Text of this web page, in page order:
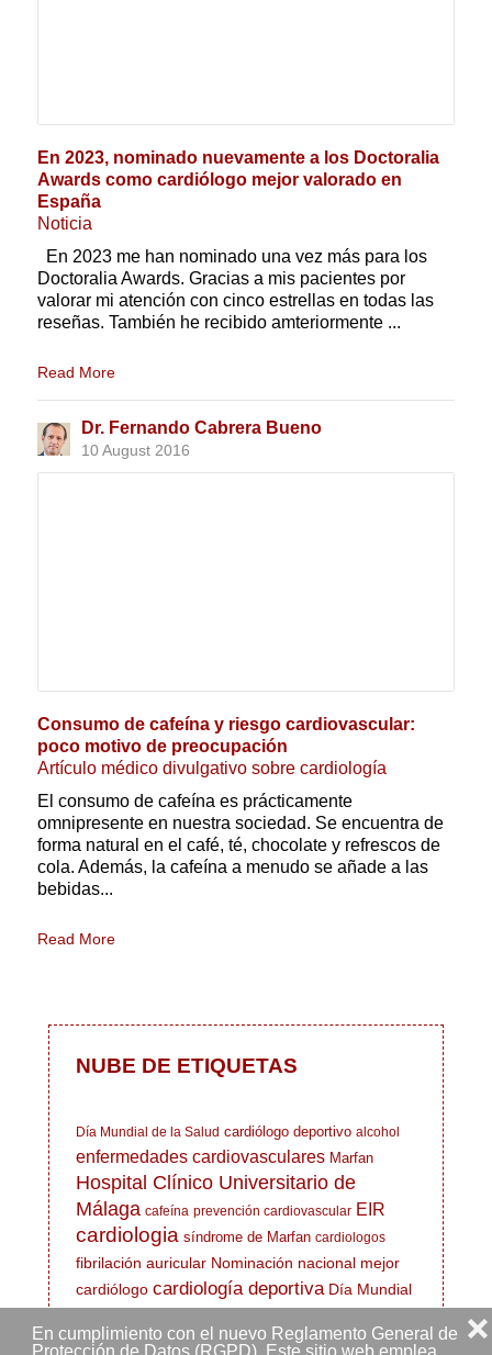
En cumplimiento con el nuevo Reglamento General de
Protección de Datos (RGPD). Este sitio web emplea
❌
En 2023, nominado nuevamente a los Doctoralia
Awards como cardiólogo mejor valorado en
España
Noticia
En 2023 me han nominado una vez más para los
Doctoralia Awards. Gracias a mis pacientes por
valorar mi atención con cinco estrellas en todas las
reseñas. También he recibido amteriormente ...
Read More
Dr. Fernando Cabrera Bueno
10 August 2016
Consumo de cafeína y riesgo cardiovascular:
poco motivo de preocupación
Artículo médico divulgativo sobre cardiología
El consumo de cafeína es prácticamente
omnipresente en nuestra sociedad. Se encuentra de
forma natural en el café, té, chocolate y refrescos de
cola. Además, la cafeína a menudo se añade a las
bebidas...
Read More
NUBE DE ETIQUETAS
Día Mundial de la Salud cardiólogo deportivo alcohol
enfermedades cardiovasculares Marfan
Hospital Clínico Universitario de
Málaga cafeína prevención cardiovascular EIR
cardiologia síndrome de Marfan cardiologos
fibrilación auricular Nominación nacional mejor
cardiólogo cardiología deportiva Día Mundial
Ehlers Danlos salud cardiovascular